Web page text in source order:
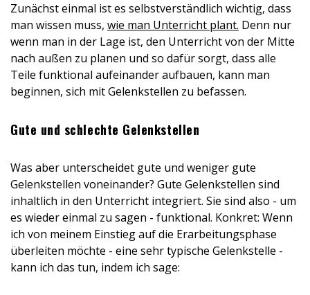
Zunächst einmal ist es selbstverständlich wichtig, dass
man wissen muss, wie man Unterricht plant. Denn nur
wenn man in der Lage ist, den Unterricht von der Mitte
nach außen zu planen und so dafür sorgt, dass alle
Teile funktional aufeinander aufbauen, kann man
beginnen, sich mit Gelenkstellen zu befassen.
Gute und schlechte Gelenkstellen
Was aber unterscheidet gute und weniger gute
Gelenkstellen voneinander? Gute Gelenkstellen sind
inhaltlich in den Unterricht integriert. Sie sind also - um
es wieder einmal zu sagen - funktional. Konkret: Wenn
ich von meinem Einstieg auf die Erarbeitungsphase
überleiten möchte - eine sehr typische Gelenkstelle -
kann ich das tun, indem ich sage: